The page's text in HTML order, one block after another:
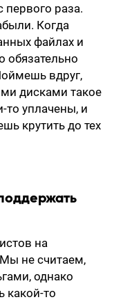
первого раза.
Когда
файлах и
обязательно
вдруг,
дисками такое
то уплачены, и
крутить до тех
на
не считаем,
однако
какой-то